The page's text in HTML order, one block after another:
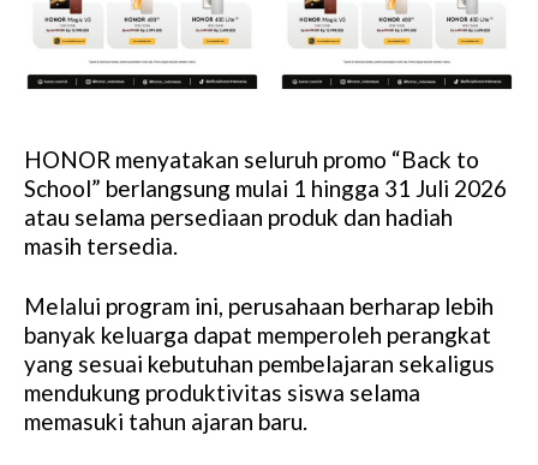
HONOR menyatakan seluruh promo “Back to
School” berlangsung mulai 1 hingga 31 Juli 2026
atau selama persediaan produk dan hadiah
masih tersedia.
Melalui program ini, perusahaan berharap lebih
banyak keluarga dapat memperoleh perangkat
yang sesuai kebutuhan pembelajaran sekaligus
mendukung produktivitas siswa selama
memasuki tahun ajaran baru.